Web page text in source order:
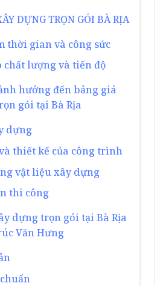
DỰNG TRỌN GÓI BÀ RỊA
thời gian và công sức
chất lượng và tiến độ
hưởng đến bảng giá
gói tại Bà Rịa
dựng
thiết kế của công trình
vật liệu xây dựng
thi công
dựng trọn gói tại Bà Rịa
Văn Hưng